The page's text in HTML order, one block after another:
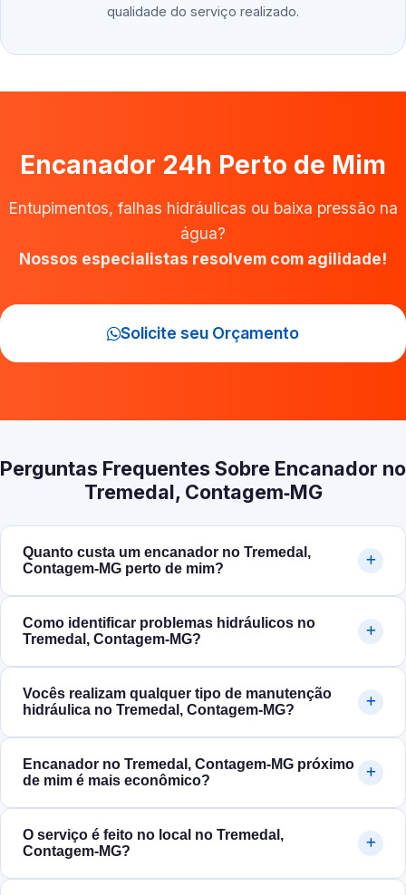
qualidade do serviço realizado.
Encanador 24h Perto de Mim
Entupimentos, falhas hidráulicas ou baixa pressão na
água?
Nossos especialistas resolvem com agilidade!
Solicite seu Orçamento
Perguntas Frequentes Sobre Encanador no
Tremedal, Contagem‑MG
Quanto custa um encanador no Tremedal,
Contagem‑MG perto de mim?
Como identificar problemas hidráulicos no
Tremedal, Contagem‑MG?
Vocês realizam qualquer tipo de manutenção
hidráulica no Tremedal, Contagem‑MG?
Encanador no Tremedal, Contagem‑MG próximo
de mim é mais econômico?
O serviço é feito no local no Tremedal,
Contagem‑MG?